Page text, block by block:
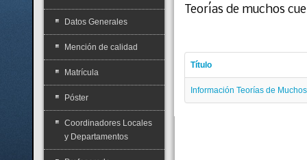
Teorías de muchos
Título
Información Teorías de
Datos Generales
Mención de calidad
Matrícula
Póster
Coordinadores Locales
y Departamentos